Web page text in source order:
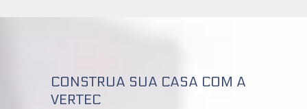
CONSTRUA SUA CASA COM A
VERTEC